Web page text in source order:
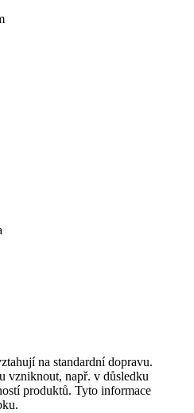
na standardní dopravu.
vzniknout, např. v důsledku
produktů. Tyto informace